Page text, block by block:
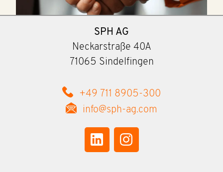
SPH AG
Neckarstraße 40A
71065 Sindelfingen
+49 711 8905-300
info@sph-ag.com